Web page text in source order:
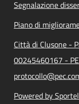
Segnalazione
Piano di
Città di Clusone -
00245460167 -
Powered by